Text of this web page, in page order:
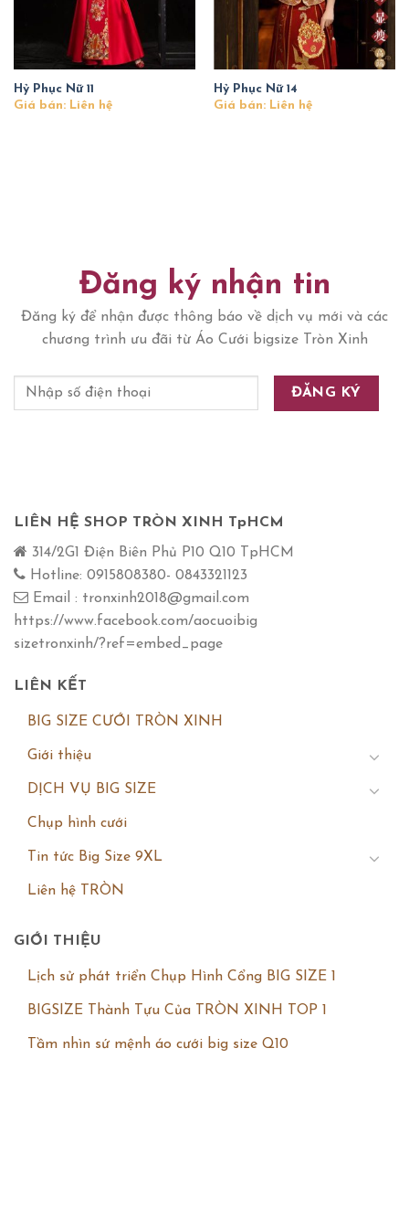
Hỷ Phục Nữ 11
Giá bán: Liên hệ
Hỷ Phục Nữ 14
Giá bán: Liên hệ
Đăng ký nhận tin
Đăng ký để nhận được thông báo về dịch vụ mới và các
chương trình ưu đãi từ Áo Cưới bigsize Tròn Xinh
LIÊN HỆ SHOP TRÒN XINH TpHCM
314/2G1 Điện Biên Phủ P10 Q10 TpHCM
Hotline: 0915808380- 0843321123
Email : tronxinh2018@gmail.com
https://www.facebook.com/aocuoibig
sizetronxinh/?ref=embed_page
LIÊN KẾT
BIG SIZE CƯỚI TRÒN XINH
Giới thiệu
DỊCH VỤ BIG SIZE
Chụp hình cưới
Tin tức Big Size 9XL
Liên hệ TRÒN
GIỚI THIỆU
Lịch sử phát triển Chụp Hình Cổng BIG SIZE 1
BIGSIZE Thành Tựu Của TRÒN XINH TOP 1
Tầm nhìn sứ mệnh áo cưới big size Q10